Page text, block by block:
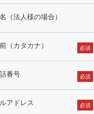
（法人様の場合）
（カタカナ） 必須
番号 必須
アドレス 必須